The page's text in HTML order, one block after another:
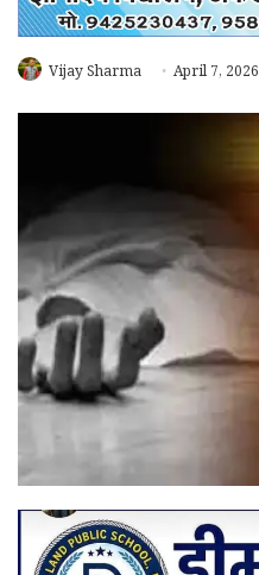
Vijay Sharma April 7, 2026